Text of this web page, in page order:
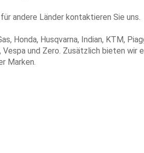
andere Länder kontaktieren Sie uns.
Honda, Husqvarna, Indian, KTM,
Vespa und Zero. Zusätzlich bieten wir
Marken.